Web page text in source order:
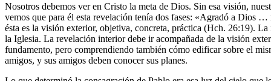
Nosotros debemos ver en Cristo la meta de Dios. Sin esa visión,
vemos que para él esta revelación tenía dos fases: «Agradó a Dios
ésta es la visión exterior, objetiva, concreta, práctica (Hch. 26:19).
la Iglesia. La revelación interior debe ir acompañada de la visión
fundamento, pero comprendiendo también cómo edificar sobre el
amigos, y sus amigos deben conocer sus planes.